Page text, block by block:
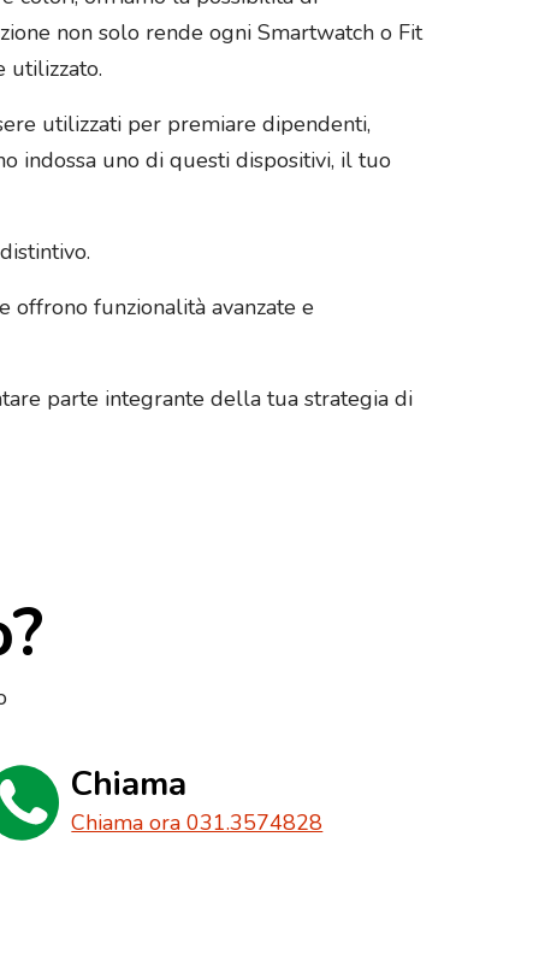
non solo rende ogni Smartwatch o Fit
utilizzato.
utilizzati per premiare dipendenti,
indossa uno di questi dispositivi, il tuo
offrono funzionalità avanzate e
parte integrante della tua strategia di
Chiama
Chiama ora 031.3574828